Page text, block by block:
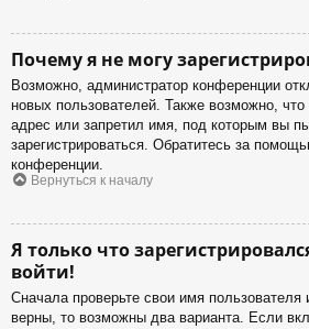
Почему я не могу
Возможно, администратор конференции
новых пользователей. Также возможно,
адрес или запретил имя, под которым вы
зарегистрироваться. Обратитесь за
конференции.
Вернуться к началу
Я только что
войти!
Сначала проверьте свои имя
верны, то возможны два варианта. Если